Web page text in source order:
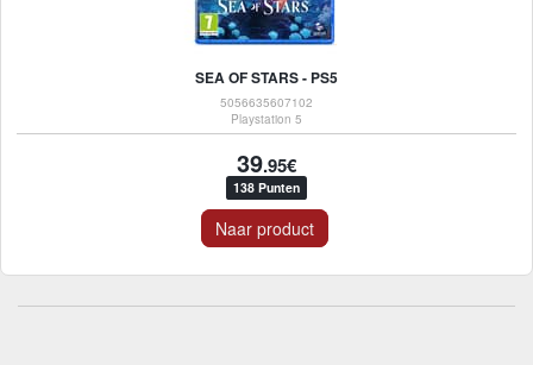
SEA OF STARS - PS5
5056635607102
Playstation 5
39.95€
138 Punten
Naar product